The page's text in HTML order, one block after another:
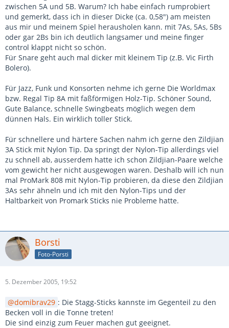
zwischen 5A und 5B. Warum? Ich habe einfach rumprobiert
und gemerkt, dass ich in dieser Dicke (ca. 0,58") am meisten
aus mir und meinem Spiel herausholen kann. mit 7As, 5As, 5Bs
oder gar 2Bs bin ich deutlich langsamer und meine finger
control klappt nicht so schön.
Für Snare geht auch mal dicker mit kleinem Tip (z.B. Vic Firth
Bolero).
Für Jazz, Funk und Konsorten nehme ich gerne Die Worldmax
bzw. Regal Tip 8A mit faßförmigen Holz-Tip. Schöner Sound,
Gute Balance, schnelle Swingbeats möglich wegen dem
dünnen Hals. Ein wirklich toller Stick.
Für schnellere und härtere Sachen nahm ich gerne den Zildjian
3A Stick mit Nylon Tip. Da springt der Nylon-Tip allerdings viel
zu schnell ab, ausserdem hatte ich schon Zildjian-Paare welche
vom gewicht her nicht ausgewogen waren. Deshalb will ich nun
mal ProMark 808 mit Nylon-Tip probieren, da diese den Zildjian
3As sehr ähneln und ich mit den Nylon-Tips und der
Haltbarkeit von Promark Sticks nie Probleme hatte.
Borsti
Foto-Porsti
5. Dezember 2005, 19:52
domibrav29 : Die Stagg-Sticks kannste im Gegenteil zu den
Becken voll in die Tonne treten!
Die sind einzig zum Feuer machen gut geeignet.